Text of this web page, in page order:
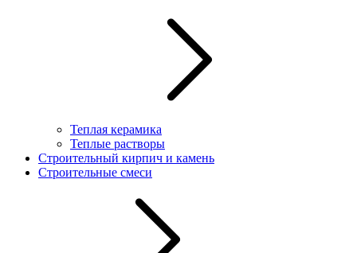
Теплая керамика
Теплые растворы
Строительный кирпич и камень
Строительные смеси